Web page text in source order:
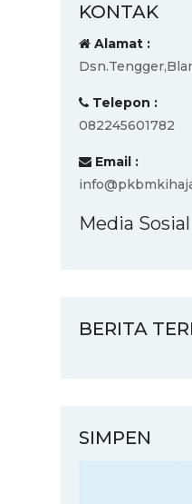
KONTAK
Alamat :
Telepon :
082245601782
Email :
Media Sosial
BERITA
SIMPEN